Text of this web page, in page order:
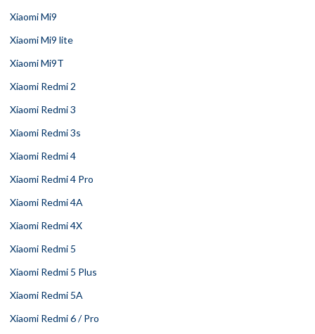
Xiaomi Mi9
Xiaomi Mi9 lite
Xiaomi Mi9T
Xiaomi Redmi 2
Xiaomi Redmi 3
Xiaomi Redmi 3s
Xiaomi Redmi 4
Xiaomi Redmi 4 Pro
Xiaomi Redmi 4A
Xiaomi Redmi 4X
Xiaomi Redmi 5
Xiaomi Redmi 5 Plus
Xiaomi Redmi 5A
Xiaomi Redmi 6 / Pro